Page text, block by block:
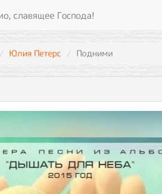
славящее Господа!
Юлия Петерс Подними